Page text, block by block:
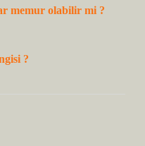
memur olabilir mi ?
?